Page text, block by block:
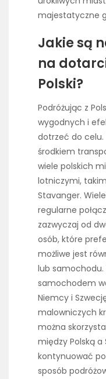
majestatyczne
Jakie są
na
Polski?
Podróżując z
wygodnych i
dotrzeć do celu.
środkiem
wiele polskich
lotniczymi,
Stavanger.
regularne
zazwyczaj od
osób, które
możliwe jest
lub samochodu.
samochodem
Niemcy i
malowniczych
można
między Polską
kontynuować
sposób